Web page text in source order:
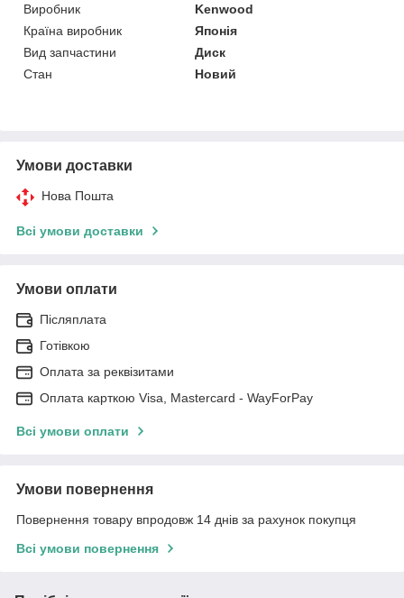
Виробник
Kenwood
Країна виробник
Японія
Вид запчастини
Диск
Стан
Новий
Умови доставки
Нова Пошта
Всі умови доставки
Умови оплати
Післяплата
Готівкою
Оплата за реквізитами
Оплата карткою Visa, Mastercard - WayForPay
Всі умови оплати
Умови повернення
Повернення товару впродовж 14 днів за рахунок покупця
Всі умови повернення